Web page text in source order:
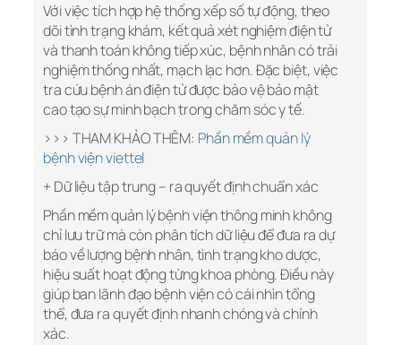
Với việc tích hợp hệ thống xếp số tự động, theo
dõi tình trạng khám, kết quả xét nghiệm điện tử
và thanh toán không tiếp xúc, bệnh nhân có trải
nghiệm thống nhất, mạch lạc hơn. Đặc biệt, việc
tra cứu bệnh án điện tử được bảo vệ bảo mật
cao tạo sự minh bạch trong chăm sóc y tế.
>>> THAM KHẢO THÊM: Phần mềm quản lý
bệnh viện viettel
+ Dữ liệu tập trung – ra quyết định chuẩn xác
Phần mềm quản lý bệnh viện thông minh không
chỉ lưu trữ mà còn phân tích dữ liệu để đưa ra dự
báo về lượng bệnh nhân, tình trạng kho dược,
hiệu suất hoạt động từng khoa phòng. Điều này
giúp ban lãnh đạo bệnh viện có cái nhìn tổng
thể, đưa ra quyết định nhanh chóng và chính
xác.